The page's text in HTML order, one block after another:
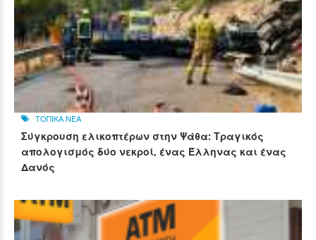
ΤΟΠΙΚΑ ΝΕΑ
Σύγκρουση ελικοπτέρων στην Ψάθα: Τραγικός
απολογισμός δύο νεκροί, ένας Έλληνας και ένας
Δανός